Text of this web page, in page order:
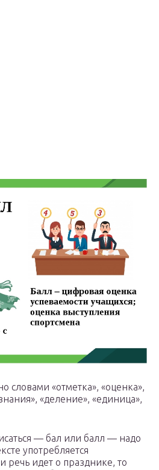
словами «отметка», «оценка»,
«деление», «единица»,
— бал или балл — надо
употребляется
речь идет о празднике, то